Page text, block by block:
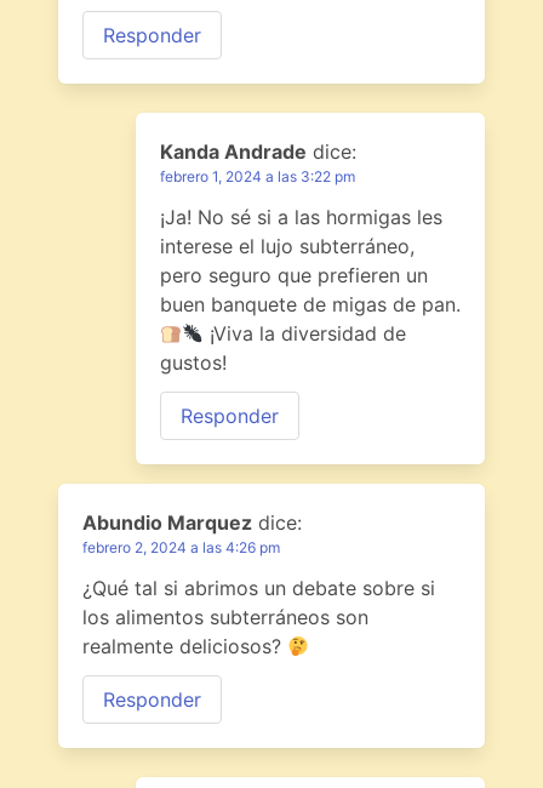
Responder
Kanda Andrade dice:
febrero 1, 2024 a las 3:22 pm
¡Ja! No sé si a las hormigas les
interese el lujo subterráneo,
pero seguro que prefieren un
buen banquete de migas de pan.
¡Viva la diversidad de
gustos!
Responder
Abundio Marquez dice:
febrero 2, 2024 a las 4:26 pm
¿Qué tal si abrimos un debate sobre si
los alimentos subterráneos son
realmente deliciosos?
Responder